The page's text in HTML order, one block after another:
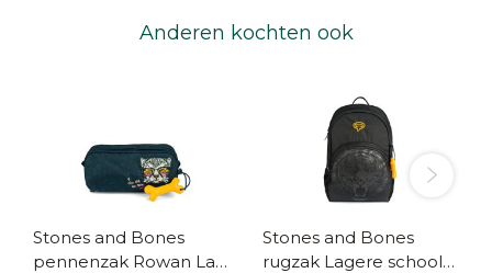
Anderen kochten ook
Stones and Bones
pennenzak Rowan La
Stones and Bones
rugzak Lagere school